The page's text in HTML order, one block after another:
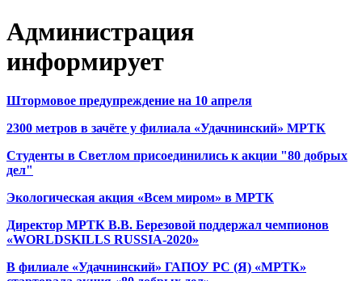
Администрация
информирует
Штормовое предупреждение на 10 апреля
2300 метров в зачёте у филиала «Удачнинский» МРТК
Студенты в Светлом присоединились к акции "80 добрых
дел"
Экологическая акция «Всем миром» в МРТК
Директор МРТК В.В. Березовой поддержал чемпионов
«WORLDSKILLS RUSSIA-2020»
В филиале «Удачнинский» ГАПОУ РС (Я) «МРТК»